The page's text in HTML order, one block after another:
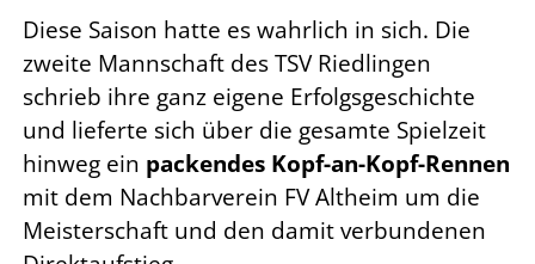
Diese Saison hatte es wahrlich in sich. Die
zweite Mannschaft des TSV Riedlingen
schrieb ihre ganz eigene Erfolgsgeschichte
und lieferte sich über die gesamte Spielzeit
hinweg ein packendes Kopf-an-Kopf-Rennen
mit dem Nachbarverein FV Altheim um die
Meisterschaft und den damit verbundenen